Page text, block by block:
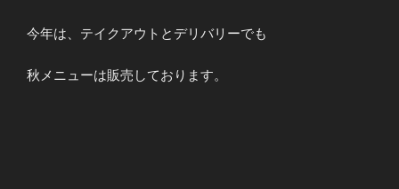
今年は、テイクアウトとデリバリーでも
秋メニューは販売しております。